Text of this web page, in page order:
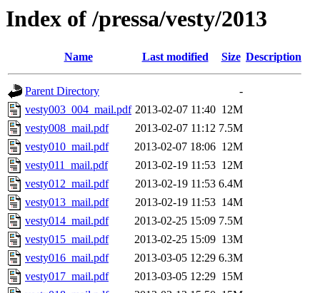
Index of /pressa/vesty/2013
Name Last modified Size Description
Parent Directory
-
vesty003_004_mail.pdf 2013-02-07 11:40 12M
vesty008_mail.pdf
2013-02-07 11:12 7.5M
vesty010_mail.pdf
2013-02-07 18:06 12M
vesty011_mail.pdf
2013-02-19 11:53 12M
vesty012_mail.pdf
2013-02-19 11:53 6.4M
vesty013_mail.pdf
2013-02-19 11:53 14M
vesty014_mail.pdf
2013-02-25 15:09 7.5M
vesty015_mail.pdf
2013-02-25 15:09 13M
vesty016_mail.pdf
2013-03-05 12:29 6.3M
vesty017_mail.pdf
2013-03-05 12:29 15M